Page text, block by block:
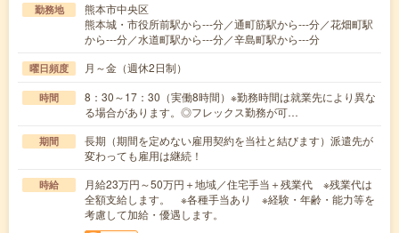
勤務地
熊本市中央区
熊本城・市役所前駅から---分／通町筋駅から---分／花畑町駅
から---分／水道町駅から---分／辛島町駅から---分
曜日頻度 月～金（週休2日制）
時間
8：30～17：30（実働8時間）※勤務時間は就業先により異な
る場合があります。◎フレックス勤務が可…
期間
長期（期間を定めない雇用契約を当社と結びます）派遣先が
変わっても雇用は継続！
時給
月給23万円～50万円＋地域／住宅手当＋残業代 ※残業代は
全額支給します。 ※各種手当あり ※経験・年齢・能力等を
考慮して加給・優遇します。